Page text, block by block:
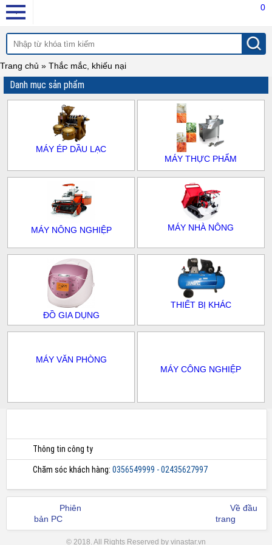
0
Trang chủ » Thắc mắc, khiếu nại
Danh mục sản phẩm
MÁY ÉP DẦU LẠC
MÁY THỰC PHẨM
MÁY NÔNG NGHIỆP MÁY NHÀ NÔNG
ĐỒ GIA DỤNG
THIẾT BỊ KHÁC
MÁY VĂN PHÒNG
MÁY CÔNG NGHIỆP
Thông tin công ty
Chăm sóc khách hàng: 0356549999 - 02435627997
Phiên
bản PC
Về đầu
trang
© 2018. All Rights Reserved by vinastar.vn